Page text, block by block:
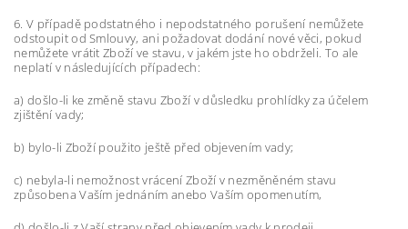
6. V případě podstatného i nepodstatného porušení nemůžete
odstoupit od Smlouvy, ani požadovat dodání nové věci, pokud
nemůžete vrátit Zboží ve stavu, v jakém jste ho obdrželi. To ale
neplatí v následujících případech:
a) došlo-li ke změně stavu Zboží v důsledku prohlídky za účelem
zjištění vady;
b) bylo-li Zboží použito ještě před objevením vady;
c) nebyla-li nemožnost vrácení Zboží v nezměněném stavu
způsobena Vaším jednáním anebo Vaším opomenutím,